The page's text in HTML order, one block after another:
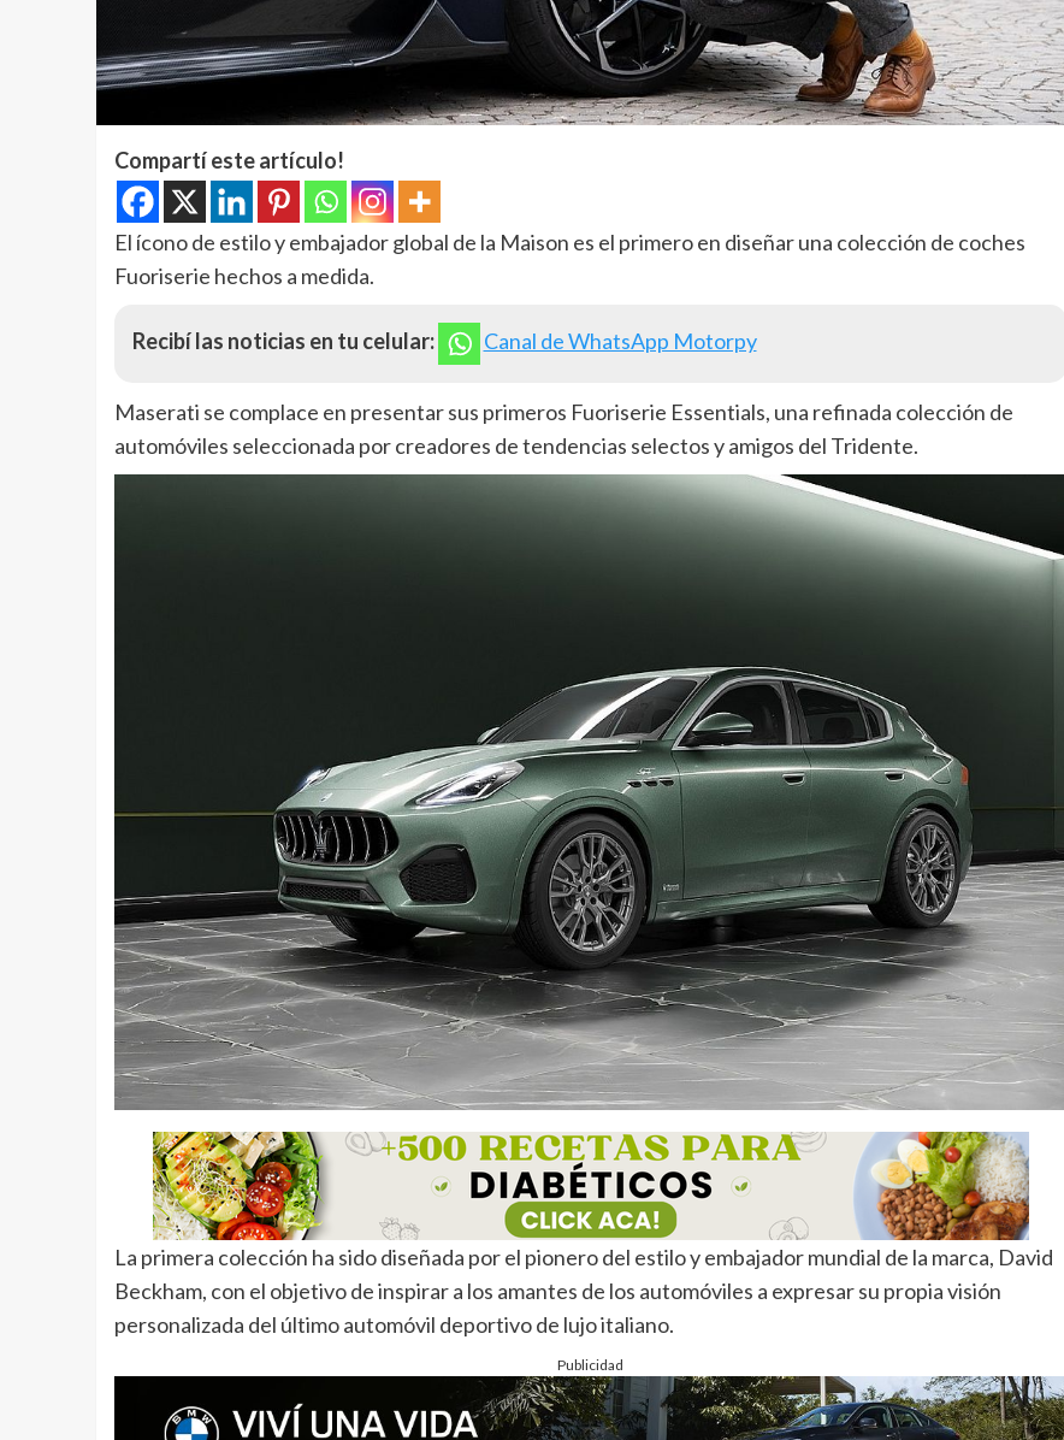
Compartí este artículo!
El ícono de estilo y embajador global de la Maison es el primero en diseñar una colección de coches
Fuoriserie hechos a medida.
Recibí las noticias en tu celular: Canal de WhatsApp Motorpy
Maserati se complace en presentar sus primeros Fuoriserie Essentials, una refinada colección de
automóviles seleccionada por creadores de tendencias selectos y amigos del Tridente.
La primera colección ha sido diseñada por el pionero del estilo y embajador mundial de la marca, David
Beckham, con el objetivo de inspirar a los amantes de los automóviles a expresar su propia visión
personalizada del último automóvil deportivo de lujo italiano.
Publicidad